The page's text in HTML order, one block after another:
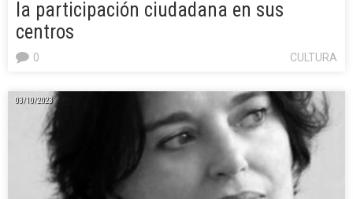
la participación ciudadana en sus
centros
CULTURA
0
03/10/2023